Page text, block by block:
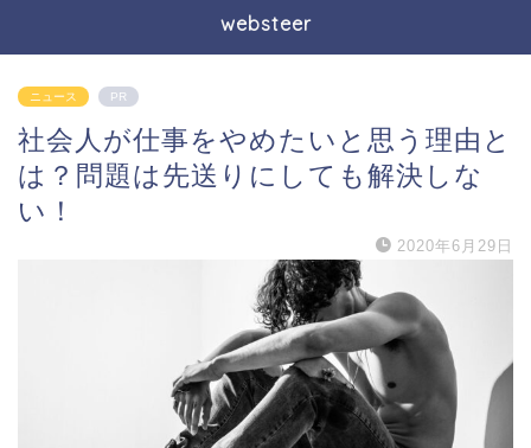
websteer
ニュース PR
社会人が仕事をやめたいと思う理由と
は？問題は先送りにしても解決しな
い！
2020年6月29日